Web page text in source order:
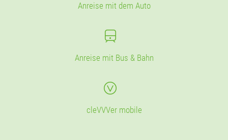
Anreise mit dem Auto
Anreise mit Bus & Bahn
cleVVVer mobile